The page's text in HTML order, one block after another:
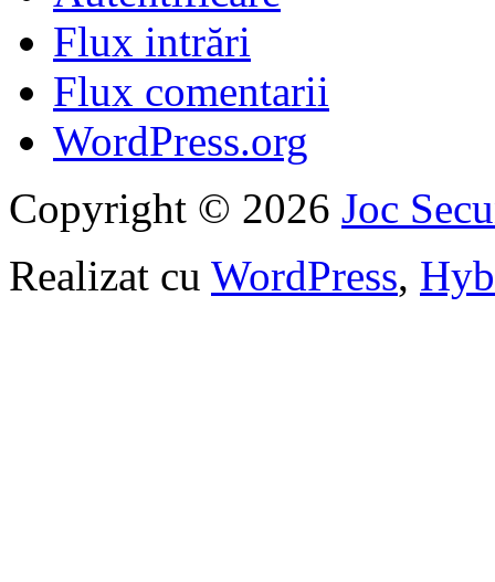
Flux intrări
Flux comentarii
WordPress.org
Copyright © 2026 Joc
Realizat cu WordPress,